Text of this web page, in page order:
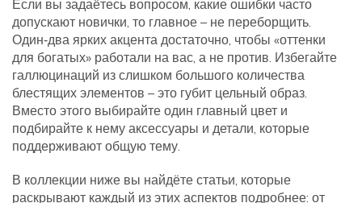
Если вы задаётесь вопросом, какие ошибки часто
допускают новички, то главное – не переборщить.
Один‑два ярких акцента достаточно, чтобы «оттенки
для богатых» работали на вас, а не против. Избегайте
галлюцинаций из слишком большого количества
блестящих элементов – это губит цельный образ.
Вместо этого выбирайте один главный цвет и
подбирайте к нему аксессуары и детали, которые
поддерживают общую тему.
В коллекции ниже вы найдёте статьи, которые
раскрывают каждый из этих аспектов подробнее: от